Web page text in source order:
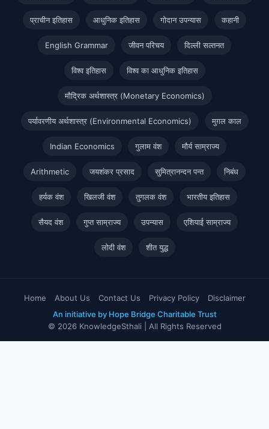
प्राचीन इतिहास आधुनिक इतिहास गोदान उपन्यास कहानी
English Grammar जीवन परिचय दिल्ली सल्तनत
विश्व इतिहास विश्व का आधुनिक इतिहास
मौद्रिक अर्थशास्त्र (Monetary Economics)
पर्यावरणीय अर्थशास्त्र (Environmental Economics) मुग़ल काल
Indian Economics गुलाम वंश मौर्य साम्राज्य
Arithmetic जयशंकर प्रसाद सुमित्रानन्दन पन्त निबंध
हर्यक वंश खिलजी वंश तुगलक वंश भारतीय इतिहास
सैयद वंश गुप्त साम्राज्य उपन्यास एशियाई साम्राज्य
लोदी वंश शीत युद्ध
Home About Us Contact Us Privacy Policy
Disclaimer
An initiative by Hope Bridge Charitable Trust
© 2026 KnowledgeSthali | All Rights Reserved